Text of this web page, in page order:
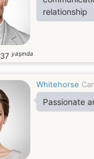
relationship
37 yaşında
Whitehorse
Passionate